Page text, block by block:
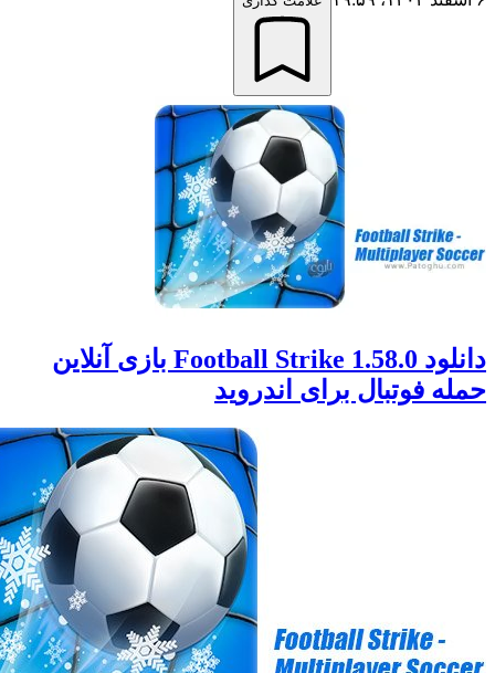
دانلود Football Strike 1.58.0 بازی آنلاین
فوتبال برای اندروید